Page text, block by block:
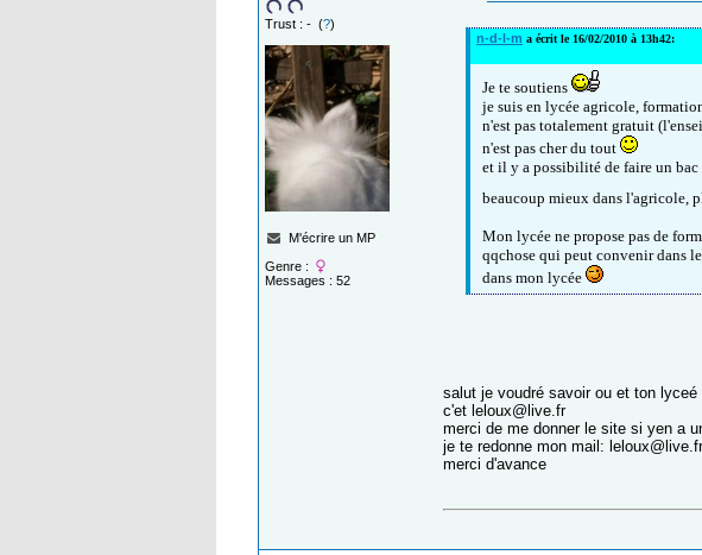
Trust : - (?)
M'écrire un MP
Genre :
Messages : 52
n-d-l-m a écrit le 16/02/2010 à 13h42:
Je te soutiens
je suis en lycée agricole,
n'est pas totalement gratuit
n'est pas cher du tout
et il y a possibilité de faire un bac
beaucoup mieux dans l'agricole,
Mon lycée ne propose pas de
qqchose qui peut convenir dans
dans mon lycée
salut je voudré savoir ou et ton
c'et leloux@live.fr
merci de me donner le site si yen a
je te redonne mon mail: leloux@live.fr
merci d'avance